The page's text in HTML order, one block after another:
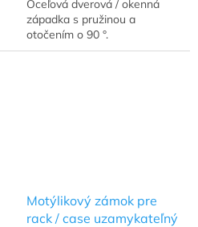
Oceľová dverová / okenná
západka s pružinou a
otočením o 90 °.
Motýlikový zámok pre
rack / case uzamykateľný